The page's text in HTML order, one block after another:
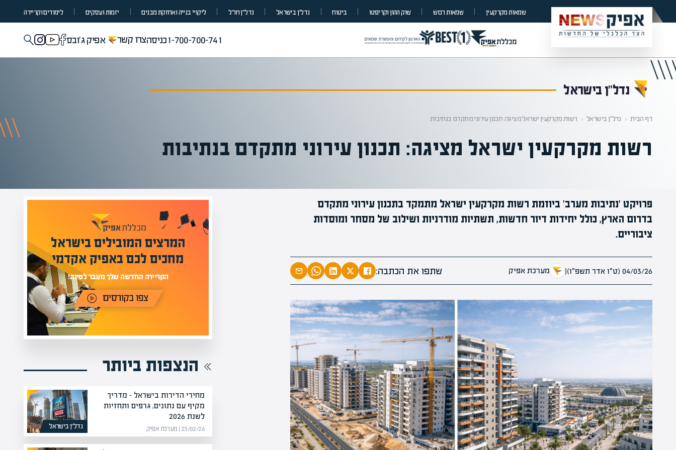
שמאות מקרקעין שמאות רכוש שוק ההון וקריפטו ביטוח נדל”ן בישראל נדל״ן חו״ל ליקויי בנייה ואחזקת מבנים יזמות ועסקים לימודים וקריירה
1-700-700-741כניסהצרו קשר אפיק ג'ובס
נדל”ן בישראל
דף הבית ‹ נדל”ן בישראל ‹ רשות מקרקעין ישראל מציגה: תכנון עירוני מתקדם בנתיבות
רשות מקרקעין ישראל מציגה: תכנון עירוני מתקדם בנתיבות
פרויקט 'נתיבות מערב' ביוזמת רשות מקרקעין ישראל מתמקד בתכנון עירוני מתקדם
בדרום הארץ, כולל יחידות דיור חדשות, תשתיות מודרניות ושילוב של מסחר ומוסדות
ציבוריים.
04/03/26 (ט״ו אדר תשפ״ו) | מערכת אפיק שתפו את הכתבה:
המרצים המובילים בישראל
מחכים לכם באפיק אקדמי
הקריירה החדשה שלך מעבר לפינה!
מומחים בהערכת שווי
מעל 1000 מומחים
בהערכות שווי
מחכים לכם באתר
הנצפות ביותר
נדל”ן בישראל
מחירי הדירות בישראל – מדריך
מקיף עם נתונים, גרפים ותחזיות
לשנת 2026
23/02/26 | מערכת אפיק